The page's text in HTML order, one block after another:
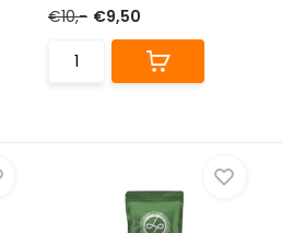
€10,- €9,50